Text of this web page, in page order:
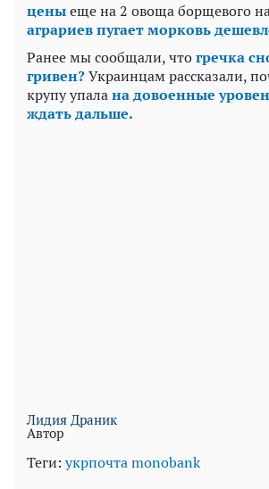
ценыеще на 2 овоща борщевого
аграриев пугает морковь
Ранее мы сообщали, чтогречка
гривен?Украинцам рассказали,
крупу упалана довоенные
ждать дальше.
Лидия Драник
Автор
Теги: укрпочтаmonobank